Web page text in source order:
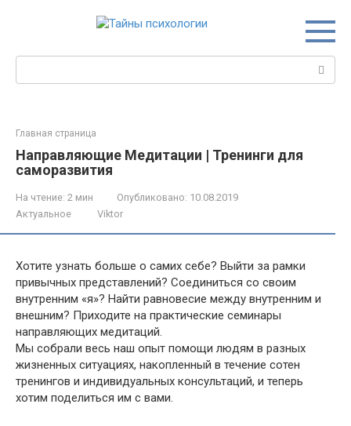
Главная страница
Направляющие Медитации | Тренинги для
саморазвития
На чтение: 2 мин Опубликовано: 10.08.2019
Актуальное
Viktor
Хотите узнать больше о самих себе? Выйти за рамки
привычных представлений? Соединиться со своим
внутренним «я»? Найти равновесие между внутренним и
внешним? Приходите на практические семинары
направляющих медитаций.
Мы собрали весь наш опыт помощи людям в разных
жизненных ситуациях, накопленный в течение сотен
тренингов и индивидуальных консультаций, и теперь
хотим поделиться им с вами.